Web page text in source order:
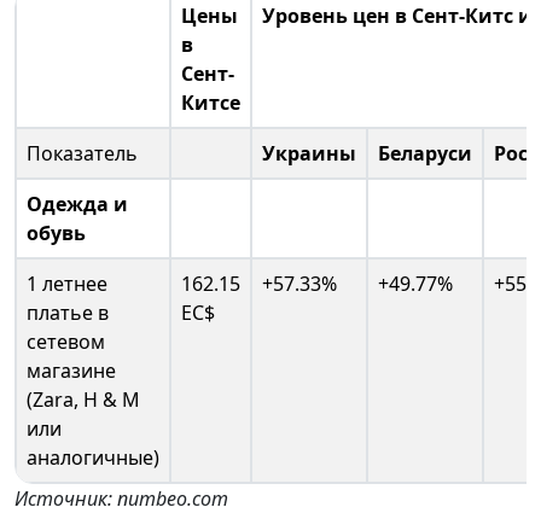
Цены
в
Сент-
Китсе
Уровень цен в Сент-Китс
Показатель Украины Беларуси
Одежда и
обувь
1 летнее
платье в
сетевом
магазине
(Zara, H & M
или
аналогичные)
162.15
EC$
+57.33% +49.77%
Источник: numbeo.com